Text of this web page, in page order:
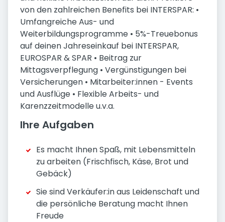
von den zahlreichen Benefits bei INTERSPAR: •
Umfangreiche Aus- und
Weiterbildungsprogramme • 5%-Treuebonus
auf deinen Jahreseinkauf bei INTERSPAR,
EUROSPAR & SPAR • Beitrag zur
Mittagsverpflegung • Vergünstigungen bei
Versicherungen • Mitarbeiter:innen - Events
und Ausflüge • Flexible Arbeits- und
Karenzzeitmodelle u.v.a.
Ihre Aufgaben
Es macht Ihnen Spaß, mit Lebensmitteln
zu arbeiten (Frischfisch, Käse, Brot und
Gebäck)
Sie sind Verkäufer:in aus Leidenschaft und
die persönliche Beratung macht Ihnen
Freude